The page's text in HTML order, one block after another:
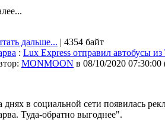
дальше... | 4354 байт
: Lux Express отправил автобусы
MONMOON в 08/10/2020 07:30:00
днях в социальной сети появилась
Туда-обратно выгоднее".